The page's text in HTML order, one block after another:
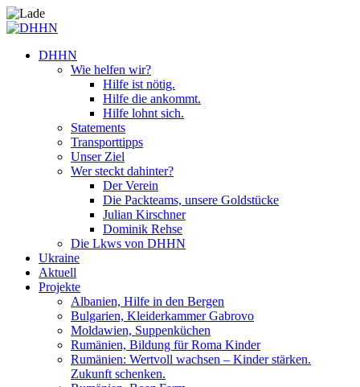
DHHN
Wie helfen wir?
Hilfe ist nötig.
Hilfe die ankommt.
Hilfe lohnt sich.
Statements
Transporttipps
Unser Ziel
Wer steckt dahinter?
Der Verein
Die Packteams, unsere Goldstücke
Julian Kirschner
Dominik Rehse
Die Lkws von DHHN
Ukraine
Aktuell
Projekte
Albanien, Hilfe in den Bergen
Bulgarien, Kleiderkammer Gabrovo
Moldawien, Suppenküchen
Rumänien, Bildung für Roma Kinder
Rumänien: Wertvoll wachsen – Kinder stärken.
Zukunft schenken.